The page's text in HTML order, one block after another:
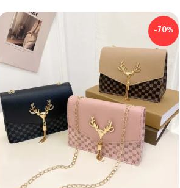
-70%